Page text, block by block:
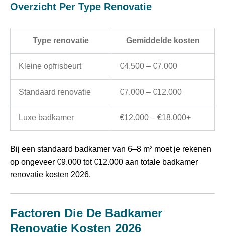
Overzicht Per Type Renovatie
Type renovatie Gemiddelde kosten
Kleine opfrisbeurt €4.500 – €7.000
Standaard renovatie €7.000 – €12.000
Luxe badkamer €12.000 – €18.000+
Bij een standaard badkamer van 6–8 m² moet je rekenen
op ongeveer €9.000 tot €12.000 aan totale badkamer
renovatie kosten 2026.
Factoren Die De Badkamer
Renovatie Kosten 2026